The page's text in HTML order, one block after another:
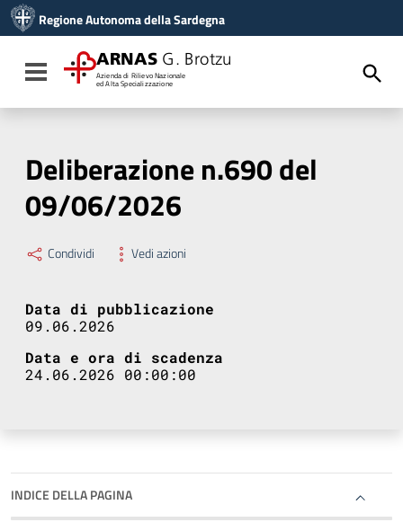
Vai al menu di navigazione
Vai al footer
Regione Autonoma della Sardegna
Toggle navigation
ARNAS G. Brotzu
Azienda di Rilievo Nazionale
ed Alta Specializzazione
Deliberazione n.690 del
09/06/2026
Condividi Vedi azioni
Data di pubblicazione
09.06.2026
Data e ora di scadenza
24.06.2026 00:00:00
INDICE DELLA PAGINA